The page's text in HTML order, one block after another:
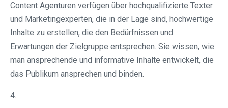
Content Agenturen verfügen über hochqualifizierte Texter
und Marketingexperten, die in der Lage sind, hochwertige
Inhalte zu erstellen, die den Bedürfnissen und
Erwartungen der Zielgruppe entsprechen. Sie wissen, wie
man ansprechende und informative Inhalte entwickelt, die
das Publikum ansprechen und binden.
4.